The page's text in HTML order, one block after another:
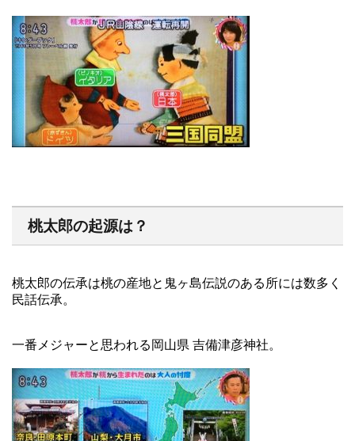
桃太郎の起源は？
桃太郎の伝承は桃の産地と鬼ヶ島伝説のある所には数多く
民話伝承。
一番メジャーと思われる岡山県 吉備津彦神社。